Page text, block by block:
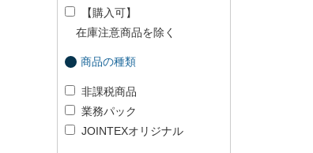
【購入可】
在庫注意商品を除く
商品の種類
非課税商品
業務パック
JOINTEXオリジナル